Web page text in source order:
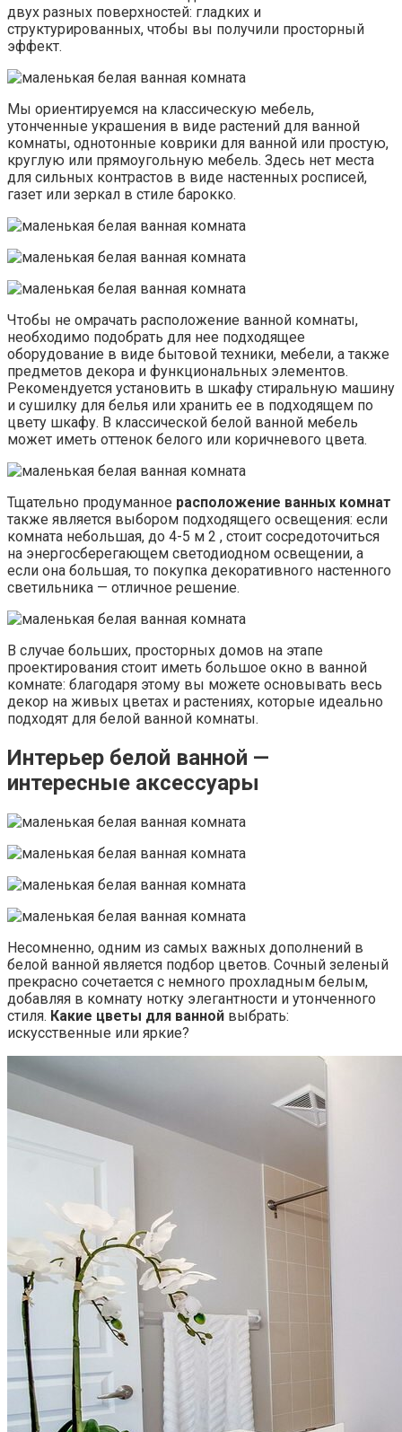
двух разных поверхностей: гладких и
структурированных, чтобы вы получили просторный
эффект.
Мы ориентируемся на классическую мебель,
утонченные украшения в виде растений для ванной
комнаты, однотонные коврики для ванной или простую,
круглую или прямоугольную мебель. Здесь нет места
для сильных контрастов в виде настенных росписей,
газет или зеркал в стиле барокко.
Чтобы не омрачать расположение ванной комнаты,
необходимо подобрать для нее подходящее
оборудование в виде бытовой техники, мебели, а также
предметов декора и функциональных элементов.
Рекомендуется установить в шкафу стиральную машину
и сушилку для белья или хранить ее в подходящем по
цвету шкафу. В классической белой ванной мебель
может иметь оттенок белого или коричневого цвета.
Тщательно продуманное расположение ванных комнат
также является выбором подходящего освещения: если
комната небольшая, до 4-5 м 2 , стоит сосредоточиться
на энергосберегающем светодиодном освещении, а
если она большая, то покупка декоративного настенного
светильника — отличное решение.
В случае больших, просторных домов на этапе
проектирования стоит иметь большое окно в ванной
комнате: благодаря этому вы можете основывать весь
декор на живых цветах и ​​растениях, которые идеально
подходят для белой ванной комнаты.
Интерьер белой ванной —
интересные аксессуары
Несомненно, одним из самых важных дополнений в
белой ванной является подбор цветов. Сочный зеленый
прекрасно сочетается с немного прохладным белым,
добавляя в комнату нотку элегантности и утонченного
стиля. Какие цветы для ванной выбрать:
искусственные или яркие?